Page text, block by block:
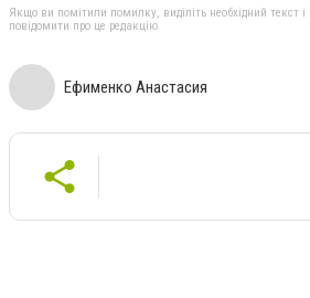
Якщо ви помітили помилку, виділіть необхідний текст
повідомити про це редакцію
Ефименко Анастасия